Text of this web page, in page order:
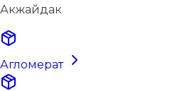
Акжайдак
Агломерат